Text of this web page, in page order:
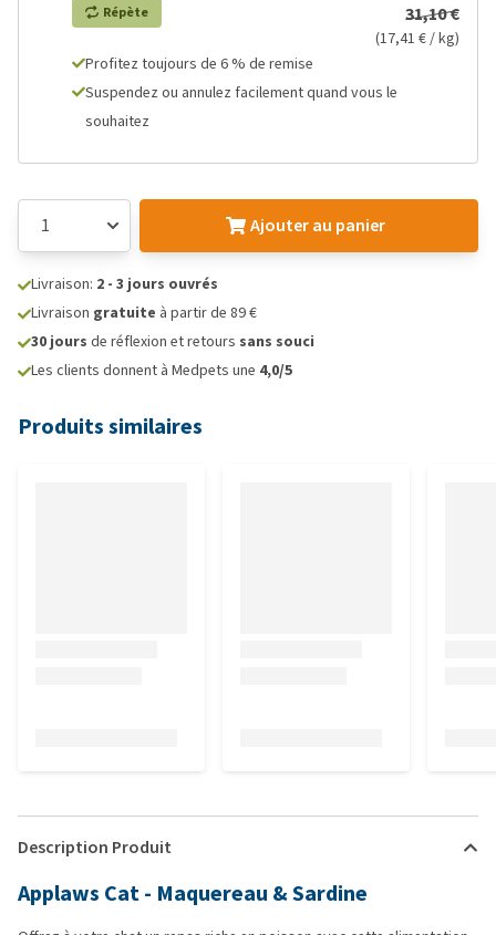
Répète 31,10 €
(17,41 € / kg)
Profitez toujours de 6 % de remise
Suspendez ou annulez facilement quand vous le
souhaitez
Ajouter au panier
Livraison: 2 - 3 jours ouvrés
Livraison gratuite à partir de 89 €
30 jours de réflexion et retours sans souci
Les clients donnent à Medpets une 4,0/5
Produits similaires
Description Produit
Applaws Cat - Maquereau & Sardine